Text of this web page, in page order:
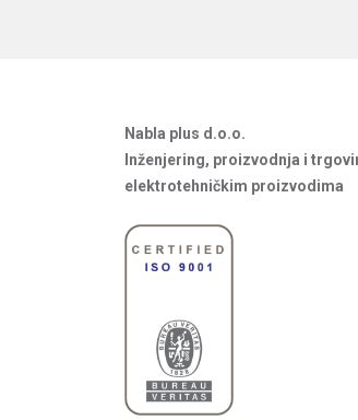
Nabla plus d.o.o.
Inženjering, proizvodnja i
elektrotehničkim proizvodima